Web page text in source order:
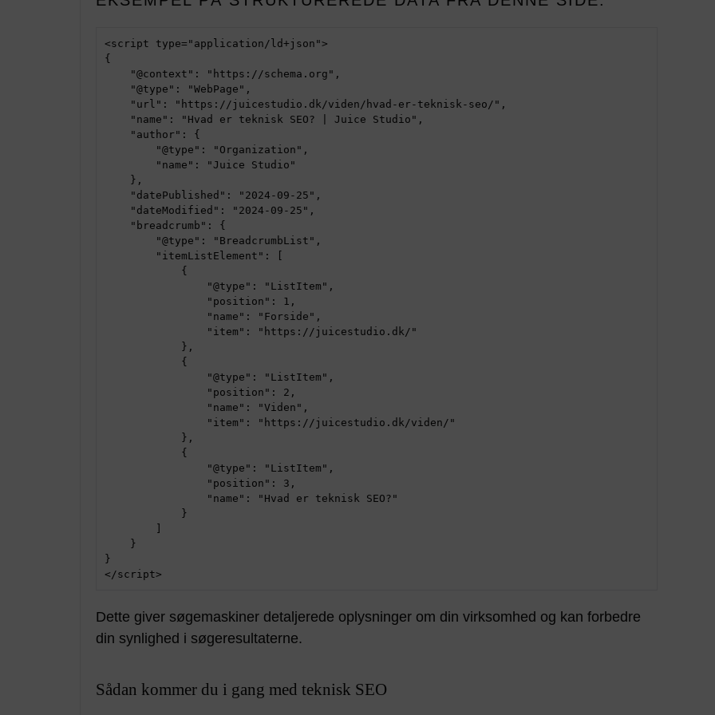
<script type="application/ld+json">
{
}
</script>
Dette giver søgemaskiner detaljerede oplysninger om din virksomhed og kan forbedre
din synlighed i søgeresultaterne.
Sådan kommer du i gang med teknisk SEO